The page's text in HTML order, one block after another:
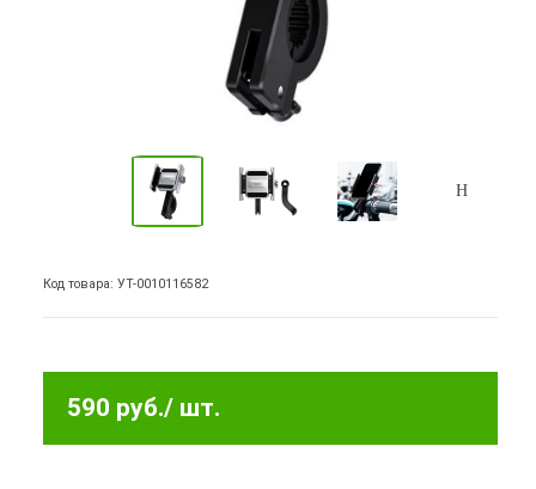
Код товара: УТ-0010116582
590 руб./ шт.